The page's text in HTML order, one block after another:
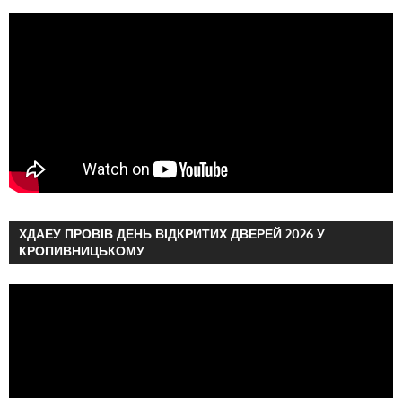
ХДАЕУ ПРОВІВ ДЕНЬ ВІДКРИТИХ ДВЕРЕЙ 2026 У
КРОПИВНИЦЬКОМУ